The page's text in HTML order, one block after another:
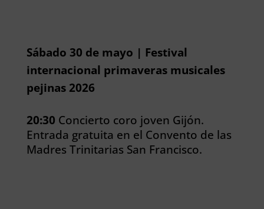
Sábado 30 de mayo | Festival
internacional primaveras musicales
pejinas 2026
20:30 Concierto coro joven Gijón.
Entrada gratuita en el Convento de las
Madres Trinitarias San Francisco.